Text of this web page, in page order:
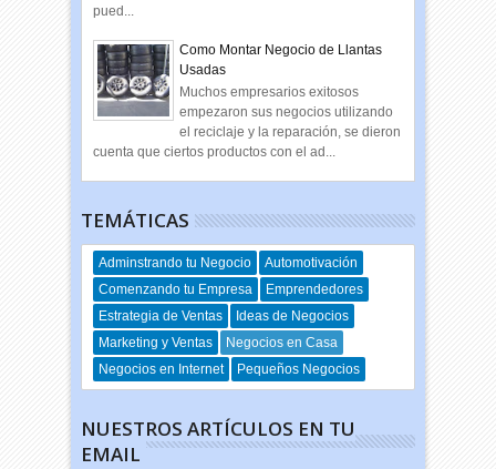
pued...
Como Montar Negocio de Llantas
Usadas
Muchos empresarios exitosos
empezaron sus negocios utilizando
el reciclaje y la reparación, se dieron
cuenta que ciertos productos con el ad...
TEMÁTICAS
Adminstrando tu Negocio
Automotivación
Comenzando tu Empresa
Emprendedores
Estrategia de Ventas
Ideas de Negocios
Marketing y Ventas
Negocios en Casa
Negocios en Internet
Pequeños Negocios
NUESTROS ARTÍCULOS EN TU
EMAIL